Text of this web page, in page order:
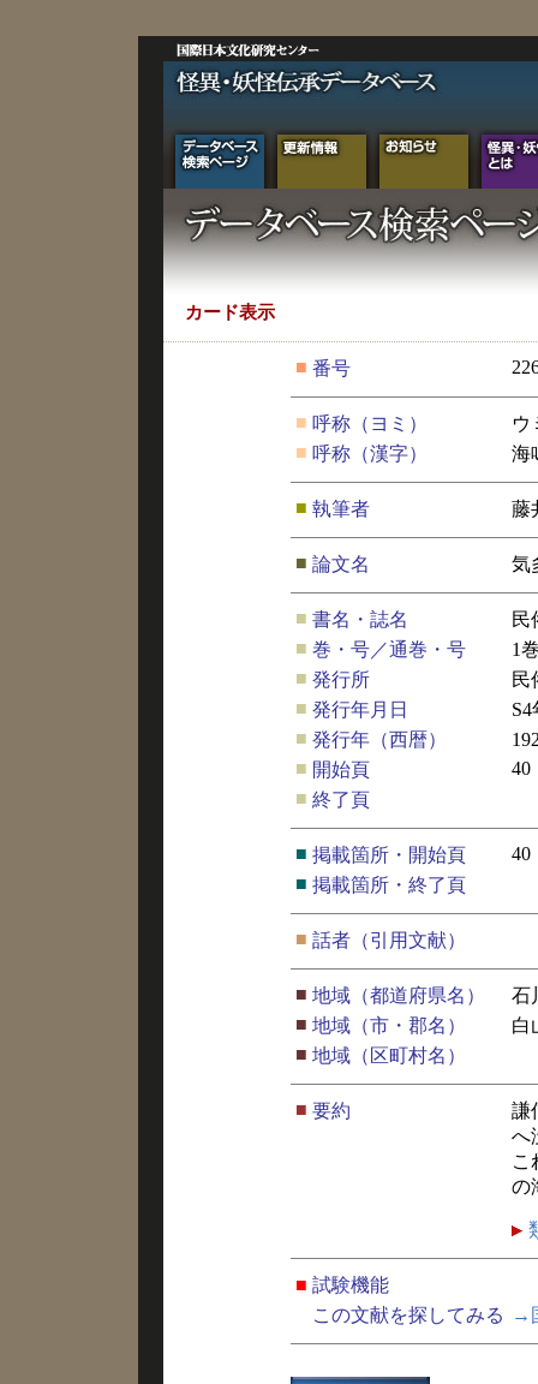
カード表示
■ 番号
■ 呼称（ヨミ）
ウ
■ 呼称（漢字） 海
■ 執筆者 藤
■ 論文名 気
■ 書名・誌名
民
■ 巻・号／通巻・号
1
■ 発行所
民
■ 発行年月日
■ 発行年（西暦）
■ 開始頁
40
■ 終了頁
■ 掲載箇所・開始頁
40
■ 掲載箇所・終了頁
■ 話者（引用文献）
■ 地域（都道府県名）
石
■ 地域（市・郡名）
白
■ 地域（区町村名）
■ 要約
謙
へ
こ
の
■ 試験機能
この文献を探してみる
→